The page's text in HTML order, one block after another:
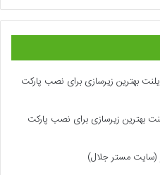
بهترین زیرسازی برای نصب پارکت
بهترین زیرسازی برای نصب پارکت
(سایت مستر جلال)